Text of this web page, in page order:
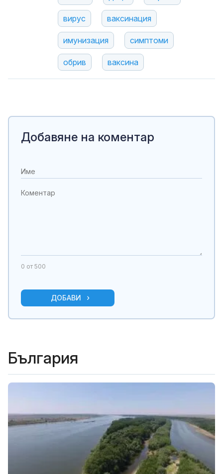
вирус ваксинация
имунизация симптоми
обрив ваксина
Добавяне на коментар
0 от 500
ДОБАВИ
България